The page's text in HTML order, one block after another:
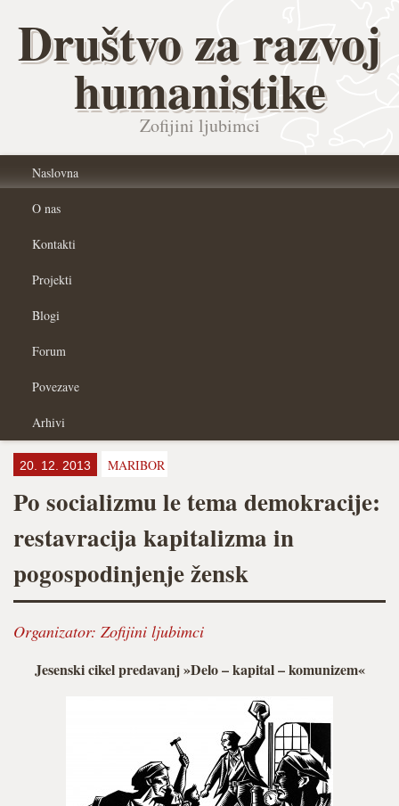
Društvo za razvoj
humanistike
Zofijini ljubimci
Naslovna
O nas
Kontakti
Projekti
Blogi
Forum
Povezave
Arhivi
20. 12. 2013 MARIBOR
Po socializmu le tema demokracije:
restavracija kapitalizma in
pogospodinjenje žensk
Organizator: Zofijini ljubimci
Jesenski cikel predavanj »Delo – kapital – komunizem«